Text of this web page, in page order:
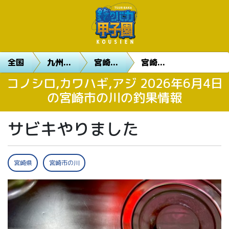
全国 九州... 宮崎... 宮崎...
コノシロ,カワハギ,アジ 2026年6月4日
の宮崎市の川の釣果情報
サビキやりました
宮崎県 宮崎市の川